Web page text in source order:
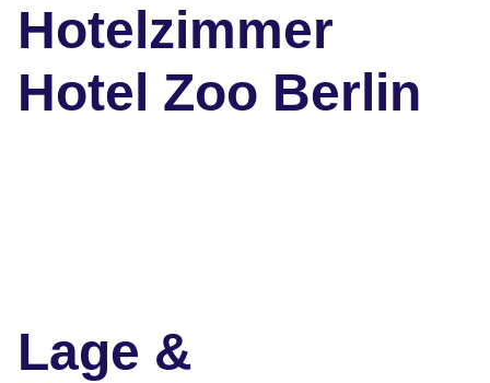
Hotelzimmer
Hotel Zoo Berlin
Lage &